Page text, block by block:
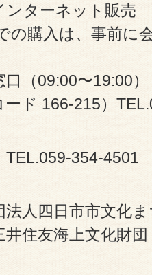
ンターネット販売
購入は、事前に
口（09:00〜19:00
ド 166-215）
354-4501
法人四日市市文化
住友海上文化財団